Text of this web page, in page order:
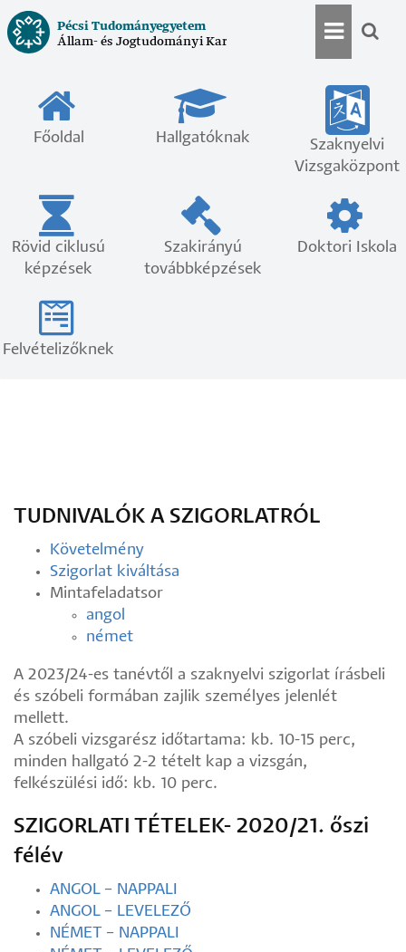
Ugrás
a
tartalomra
Pécsi Tudományegyetem
Állam- és Jogtudományi Kar
menü
Főoldal Hallgatóknak
Szaknyelvi
Vizsgaközpont
Rövid ciklusú
képzések
Szakirányú
továbbképzések
Doktori Iskola
Felvételizőknek
TUDNIVALÓK A SZIGORLATRÓL
Követelmény
Szigorlat kiváltása
Mintafeladatsor
angol
német
A 2023/24-es tanévtől a szaknyelvi szigorlat írásbeli
és szóbeli formában zajlik személyes jelenlét
mellett.
A szóbeli vizsgarész időtartama: kb. 10-15 perc,
minden hallgató 2-2 tételt kap a vizsgán,
felkészülési idő: kb. 10 perc.
SZIGORLATI TÉTELEK- 2020/21. őszi
félév
ANGOL – NAPPALI
ANGOL – LEVELEZŐ
NÉMET – NAPPALI